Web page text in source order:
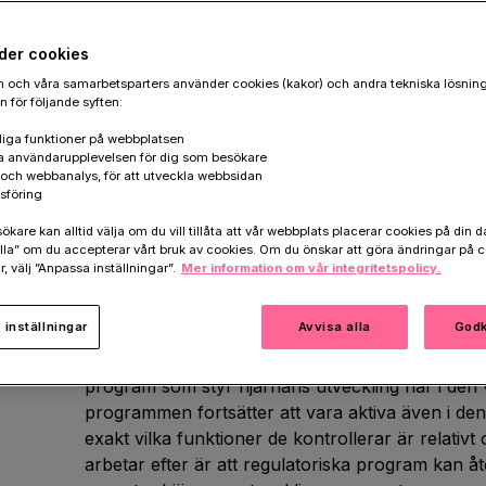
i
Berätta om ditt forskningsområde –
Attschizofreni
är en sjukdom som påverkar
vad som ligger bakom sjukdomen är
kopplat både utvecklingsbiologi och
väljer att studera, och i förlängningen
beroende på om det är det första eller det
För att de olika cellerna i hjärnan tillsammans
funktioner krävs strikt kontroll av vilka gener
kontrollen ligger regulatoriska program, en
när och var gener ska vara aktiva. Jag vill
program som styr hjärnans utveckling har i den
programmen fortsätter att vara aktiva även i
exakt vilka funktioner de kontrollerar är relativt
arbetar efter är att regulatoriska program kan
cookies
och våra samarbetsparters använder cookies (kakor) och andra tekniska
för följande syften:
funktioner på webbplatsen
användarupplevelsen för dig som besökare
webbanalys, för att utveckla webbsidan
kan alltid välja om du vill tillåta att vår webbplats placerar cookies på din
om du accepterar vårt bruk av cookies. Om du önskar att göra ändringar på
välj ”Anpassa inställningar”. Mer information om vår integritetspolicy.
Avvisa alla
inställningar